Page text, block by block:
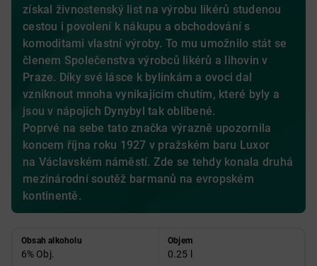
získal živnostenský list na výrobu likérů studenou
cestou i povolení k nákupu a obchodování s
komoditami vlastní výroby. To mu umožnilo stát se
členem Společenstva výrobců likérů a lihovin v
Praze. Díky své lásce k bylinkám a ovoci dal
vzniknout mnoha vynikajícím chutím, které byly a
jsou v nápojích Dynybyl tak oblíbené.
Poprvé na sebe tato značka výrazně upozornila
koncem října roku 1927 v pražském baru Luxor
na Václavském náměstí. Zde se tehdy konala druhá
mezinárodní soutěž barmanů na evropském
kontinentě.
Obsah alkoholu
6% Obj.
Objem
0.25 l